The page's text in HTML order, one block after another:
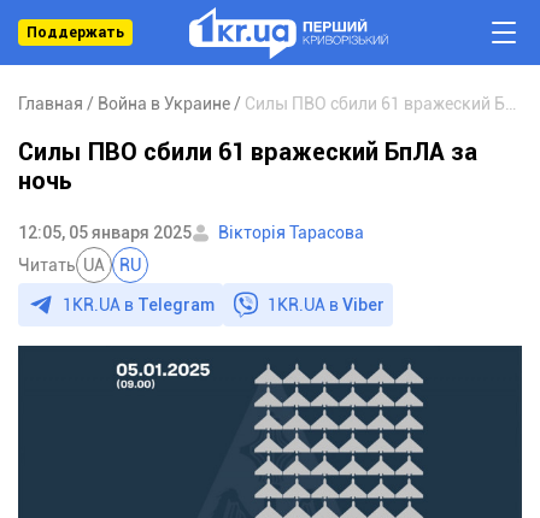
Поддержать
Главная Война в Украине
Силы ПВО сбили 61 вражеский БпЛА за
ночь
12:05, 05 января 2025
Вікторія Тарасова
Читать UA RU
1KR.UA в Telegram 1KR.UA вViber